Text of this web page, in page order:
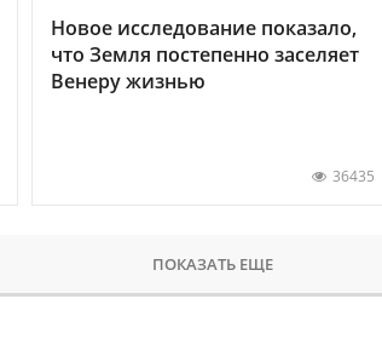
Новое исследование показало,
что Земля постепенно заселяет
Венеру жизнью
36435
ПОКАЗАТЬ ЕЩЕ